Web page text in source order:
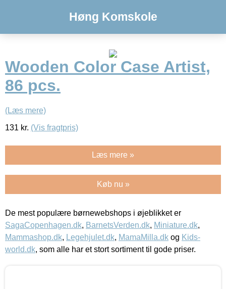
Høng Komskole
Wooden Color Case Artist,
86 pcs.
(Læs mere)
131 kr. (Vis fragtpris)
Læs mere »
Køb nu »
De mest populære børnewebshops i øjeblikket er
SagaCopenhagen.dk, BarnetsVerden.dk, Miniature.dk,
Mammashop.dk, Legehjulet.dk, MamaMilla.dk og Kids-
world.dk, som alle har et stort sortiment til gode priser.